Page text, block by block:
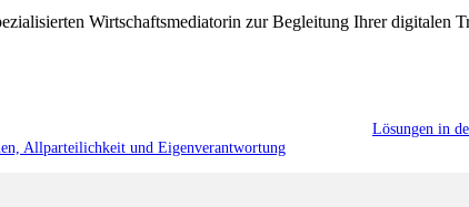
Wirtschaftsmediatorin zur Begleitung Ihrer digitalen
Lösungen in
Allparteilichkeit und Eigenverantwortung